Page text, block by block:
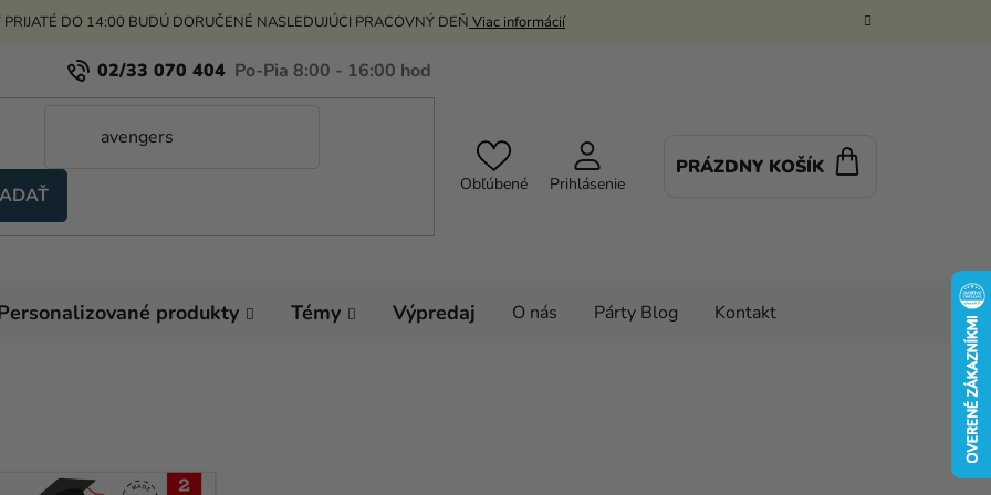
PRIJATÉ DO 14:00 BUDÚ DORUČENÉ NASLEDUJÚCI PRACOVNÝ DEŇ Viac informácií
02/33 070 404
Obľúbené Prihlásenie
PRÁZDNY KOŠÍK
produkty Témy Výpredaj O nás Párty Blog Kontakt